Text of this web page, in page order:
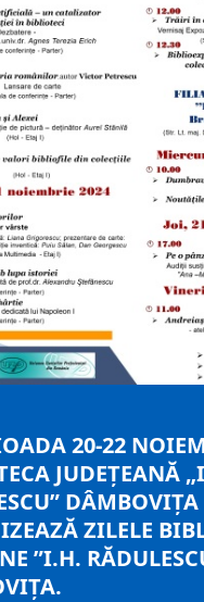
20-22
JUDEŢEANĂ
DÂMBOVIŢA
ZILELE
”I.H.